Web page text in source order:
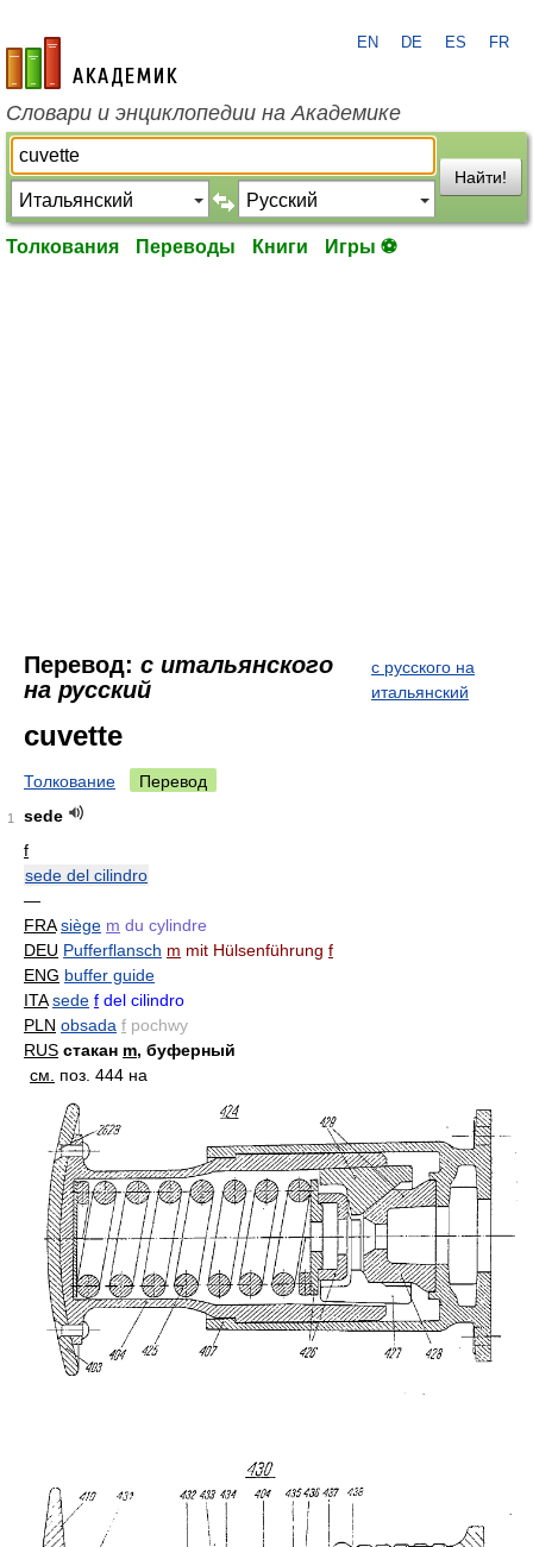
academic.ru
EN DE ES FR
Словари и энциклопедии на Академике
Найти!
Толкования Переводы Книги Игры ⚽
Перевод: с итальянского
на русский
с русского на
итальянский
cuvette
Толкование Перевод
1
sede
f
sede del cilindro
—
FRA siège m du cylindre
DEU Pufferflansch m mit Hülsenführung f
ENG buffer guide
ITA sede f del cilindro
PLN obsada f pochwy
RUS стакан m, буферный
см.
поз. 444 на